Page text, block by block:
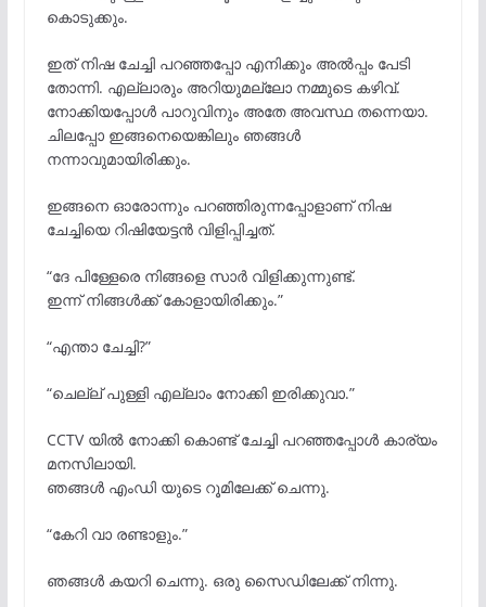
കൊടുക്കും.
ഇത് നിഷ ചേച്ചി പറഞ്ഞപ്പോ എനിക്കും അൽപ്പം പേടി
തോന്നി. എല്ലാരും അറിയുമല്ലോ നമ്മുടെ കഴിവ്.
നോക്കിയപ്പോൾ പാറുവിനും അതേ അവസ്ഥ തന്നെയാ.
ചിലപ്പോ ഇങ്ങനെയെങ്കിലും ഞങ്ങൾ
നന്നാവുമായിരിക്കും.
ഇങ്ങനെ ഓരോന്നും പറഞ്ഞിരുന്നപ്പോളാണ് നിഷ
ചേച്ചിയെ റിഷിയേട്ടൻ വിളിപ്പിച്ചത്.
“ദേ പിള്ളേരെ നിങ്ങളെ സാർ വിളിക്കുന്നുണ്ട്.
ഇന്ന് നിങ്ങൾക്ക് കോളായിരിക്കും.”
“എന്താ ചേച്ചി?”
“ചെല്ല് പുള്ളി എല്ലാം നോക്കി ഇരിക്കുവാ.”
CCTV യിൽ നോക്കി കൊണ്ട് ചേച്ചി പറഞ്ഞപ്പോൾ കാര്യം
മനസിലായി.
ഞങ്ങൾ എംഡി യുടെ റൂമിലേക്ക് ചെന്നു.
“കേറി വാ രണ്ടാളും.”
ഞങ്ങൾ കയറി ചെന്നു. ഒരു സൈഡിലേക്ക് നിന്നു.